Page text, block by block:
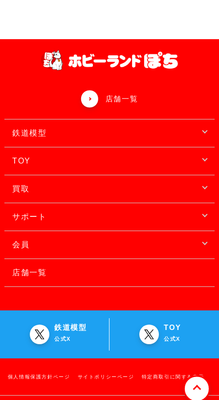
店舗一覧
鉄道模型
TOY
買取
サポート
会員
店舗一覧
鉄道模型
公式X
TOY
公式X
個人情報保護方針ページ サイトポリシーページ 特定商取引に関する表示